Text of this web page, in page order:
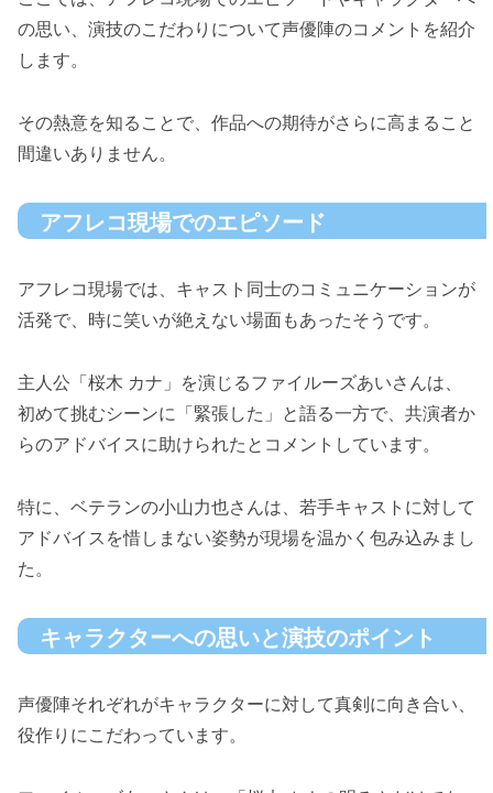
の思い、演技のこだわりについて声優陣のコメントを紹介
します。
その熱意を知ることで、作品への期待がさらに高まること
間違いありません。
アフレコ現場でのエピソード
アフレコ現場では、キャスト同士のコミュニケーションが
活発で、時に笑いが絶えない場面もあったそうです。
主人公「桜木 カナ」を演じるファイルーズあいさんは、
初めて挑むシーンに「緊張した」と語る一方で、共演者か
らのアドバイスに助けられたとコメントしています。
特に、ベテランの小山力也さんは、若手キャストに対して
アドバイスを惜しまない姿勢が現場を温かく包み込みまし
た。
キャラクターへの思いと演技のポイント
声優陣それぞれがキャラクターに対して真剣に向き合い、
役作りにこだわっています。